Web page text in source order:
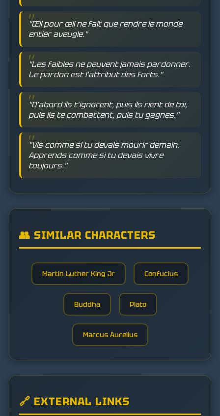
"Œil pour œil ne fait que rendre le monde
entier aveugle."
"Les faibles ne peuvent jamais pardonner.
Le pardon est l'attribut des forts."
"D'abord ils t'ignorent, puis ils rient de toi,
puis ils te combattent, puis tu gagnes."
"Vis comme si tu devais mourir demain.
Apprends comme si tu devais vivre
toujours."
👥 SIMILAR CHARACTERS
Martin Luther King Jr Confucius
Buddha Plato
Marcus Aurelius
🔗 EXTERNAL LINKS